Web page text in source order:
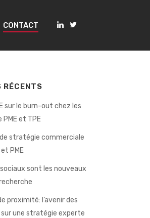
CONTACT
RÉCENTS
sur le burn-out chez les
et TPE
stratégie commerciale
PME
sont les nouveaux
proximité: l’avenir des
sur une stratégie experte